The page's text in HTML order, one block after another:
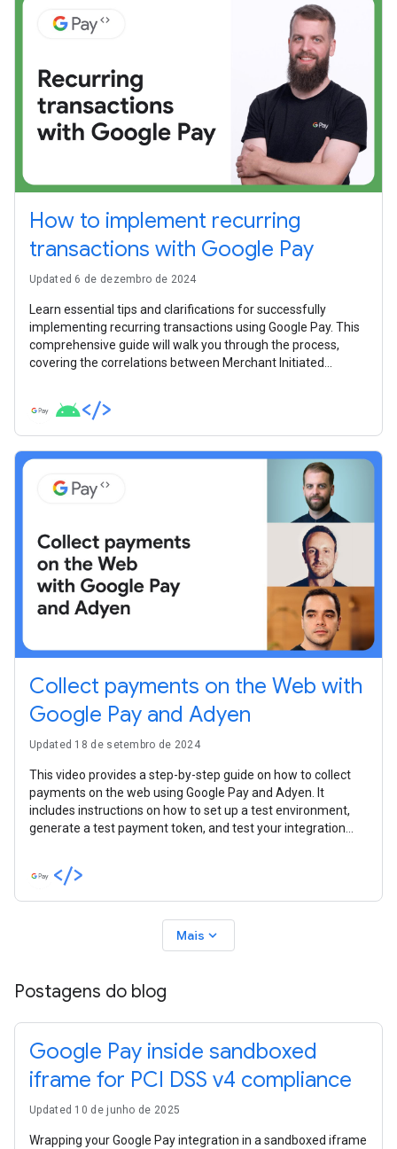
How to implement recurring
transactions with Google Pay
Updated 6 de dezembro de 2024
Learn essential tips and clarifications for successfully
implementing recurring transactions using Google Pay. This
comprehensive guide will walk you through the process,
covering the correlations between Merchant Initiated
(CITs), to ensure smooth and efficient integrations for your
payment system.
Collect payments on the Web with
Google Pay and Adyen
Updated 18 de setembro de 2024
This video provides a step-by-step guide on how to collect
payments on the web using Google Pay and Adyen. It
includes instructions on how to set up a test environment,
generate a test payment token, and test your integration
Mais expand_more
Postagens do blog
Google Pay inside sandboxed
iframe for PCI DSS v4 compliance
Updated 10 de junho de 2025
Wrapping your Google Pay integration in a sandboxed iframe